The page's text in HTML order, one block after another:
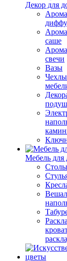
Декор для
саше
свечи
Вазы
Мебель для
Столы